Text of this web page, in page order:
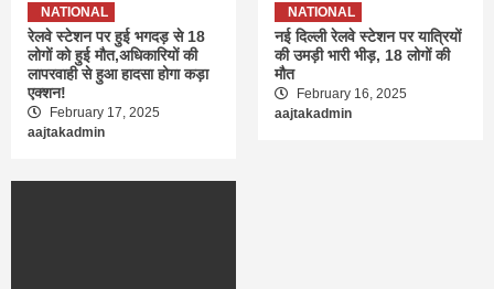
NATIONAL
रेलवे स्टेशन पर हुई भगदड़ से 18
लोगों को हुई मौत,अधिकारियों की
लापरवाही से हुआ हादसा होगा कड़ा
एक्शन!
February 17, 2025
aajtakadmin
NATIONAL
नई दिल्ली रेलवे स्टेशन पर यात्रियों
की उमड़ी भारी भीड़, 18 लोगों की
मौत
February 16, 2025
aajtakadmin